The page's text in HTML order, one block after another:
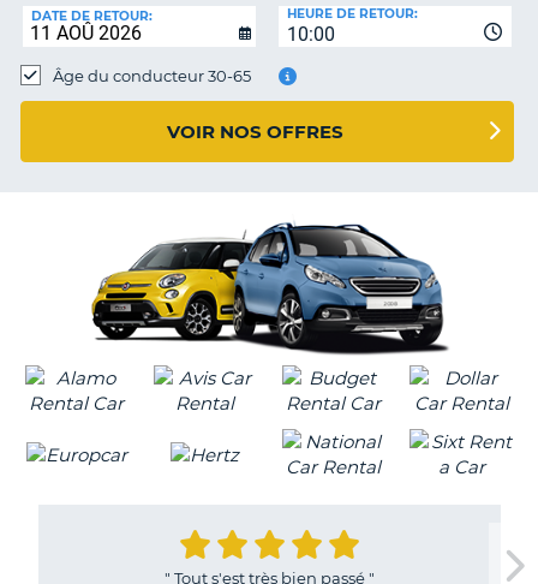
DATE DE RETOUR:
10:00
HEURE DE RETOUR:
Âge du conducteur 30-65
VOIR NOS OFFRES
" Tout s'est très bien passé"